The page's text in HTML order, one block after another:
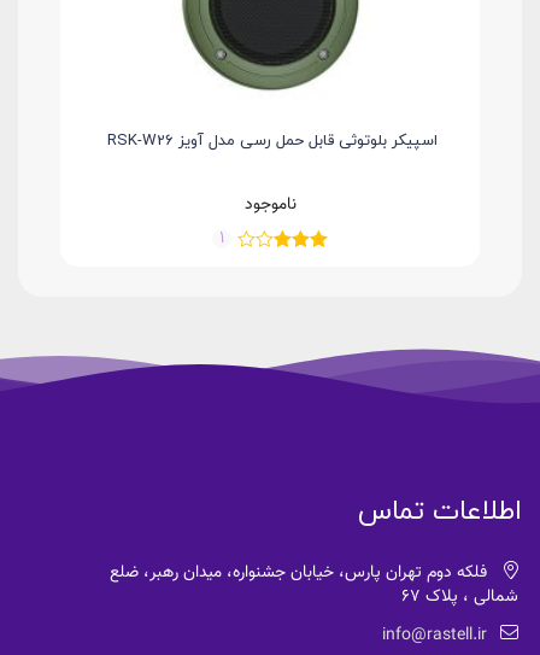
اسپیکر بلوتوثی قابل حمل رسی مدل آویز RSK-W26
ناموجود
1
اطلاعات تماس
فلکه دوم تهران پارس، خیابان جشنواره، میدان رهبر، ضلع
شمالی ، پلاک 67
info@rastell.ir